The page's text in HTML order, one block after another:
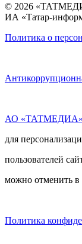
© 2026
ИА «Татар-
Политика о
АО «ТАТМЕДИА»
для
пользователей
можно отменить в
Политика